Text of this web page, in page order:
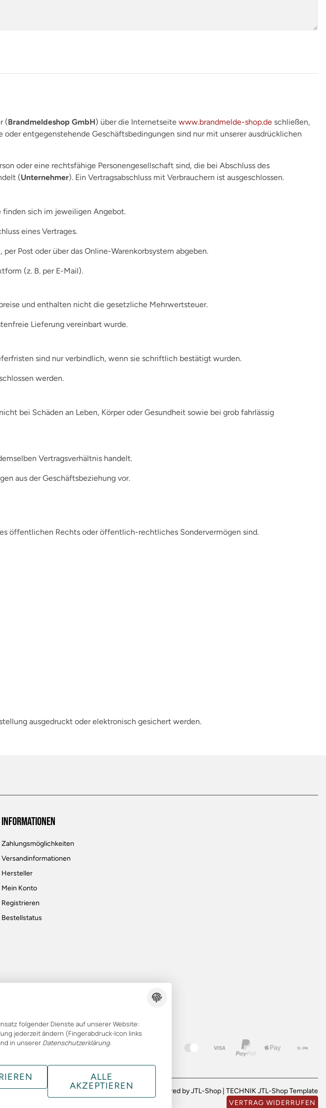
(Brandmeldeshop GmbH) über die Internetseite www.brandmelde-shop.de schließen,
entgegenstehende Geschäftsbedingungen sind nur mit unserer ausdrücklichen
oder eine rechtsfähige Personengesellschaft sind, die bei Abschluss des
(Unternehmer). Ein Vertragsabschluss mit Verbrauchern ist ausgeschlossen.
finden sich im jeweiligen Angebot.
eines Vertrages.
Post oder über das Online-Warenkorbsystem abgeben.
(z. B. per E-Mail).
und enthalten nicht die gesetzliche Mehrwertsteuer.
Lieferung vereinbart wurde.
sind nur verbindlich, wenn sie schriftlich bestätigt wurden.
werden.
bei Schäden an Leben, Körper oder Gesundheit sowie bei grob fahrlässig
Vertragsverhältnis handelt.
aus der Geschäftsbeziehung vor.
öffentlichen Rechts oder öffentlich-rechtliches Sondervermögen sind.
ausgedruckt oder elektronisch gesichert werden.
Informationen
Zahlungsmöglichkeiten
Versandinformationen
Hersteller
Mein Konto
Registrieren
Bestellstatus
Powered byJTL-Shop TECHNIK JTL-Shop Template
VERTRAG WIDERRUFEN
folgender Dienste auf unserer Website:
jederzeit ändern (Fingerabdruck-Icon links
in unserer Datenschutzerklärung.
ALLE
AKZEPTIEREN